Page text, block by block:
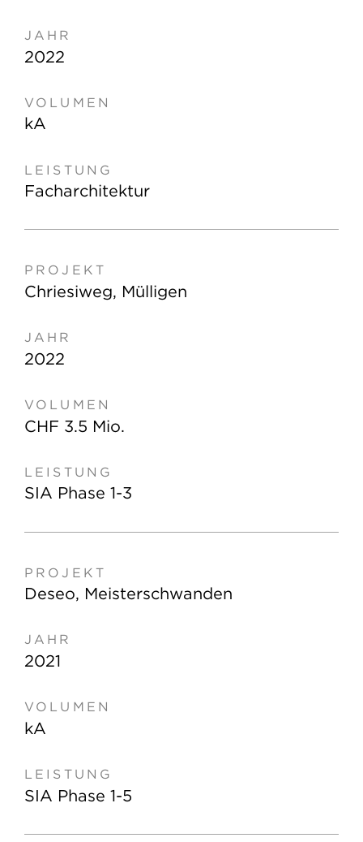
2022
kA
Facharchitektur
Chriesiweg, Mülligen
2022
CHF 3.5 Mio.
SIA Phase 1-3
Deseo, Meisterschwanden
2021
kA
SIA Phase 1-5